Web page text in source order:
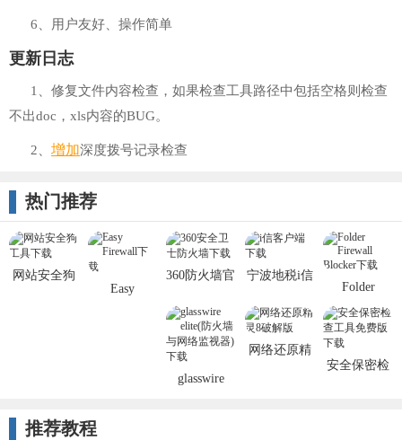
6、用户友好、操作简单
更新日志
1、修复文件内容检查，如果检查工具路径中包括空格则检查
不出doc，xls内容的BUG。
2、 增加深度拨号记录检查
热门推荐
网站安全狗
Easy
360防火墙官
宁波地税i信
Folder
Firewall
Blocker
glasswire
网络还原精
安全保密检
推荐教程